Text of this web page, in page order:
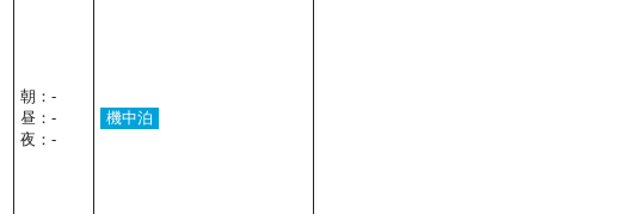
朝：-
昼：-
夜：-
機中泊